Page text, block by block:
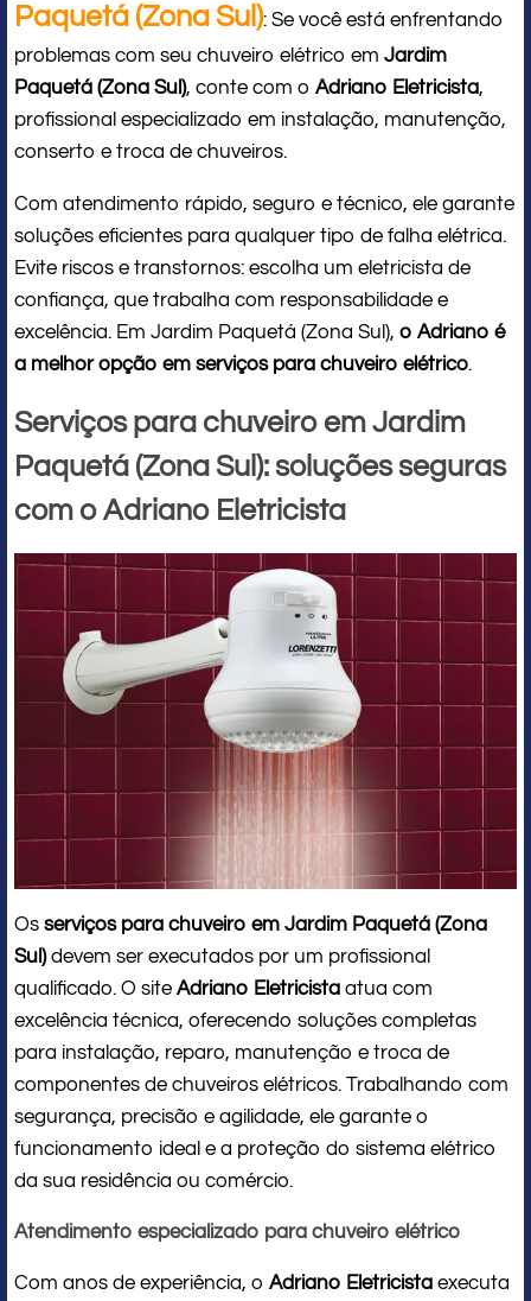
Paquetá (Zona Sul): Se você está enfrentando
problemas com seu chuveiro elétrico em Jardim
Paquetá (Zona Sul), conte com o Adriano Eletricista,
profissional especializado em instalação, manutenção,
conserto e troca de chuveiros.
Com atendimento rápido, seguro e técnico, ele garante
soluções eficientes para qualquer tipo de falha elétrica.
Evite riscos e transtornos: escolha um eletricista de
confiança, que trabalha com responsabilidade e
excelência. Em Jardim Paquetá (Zona Sul), o Adriano é
a melhor opção em serviços para chuveiro elétrico.
Serviços para chuveiro em Jardim
Paquetá (Zona Sul): soluções seguras
com o Adriano Eletricista
Os serviços para chuveiro em Jardim Paquetá (Zona
Sul)devem ser executados por um profissional
qualificado. O site Adriano Eletricista atua com
excelência técnica, oferecendo soluções completas
para instalação, reparo, manutenção e troca de
componentes de chuveiros elétricos. Trabalhando com
segurança, precisão e agilidade, ele garante o
funcionamento ideal e a proteção do sistema elétrico
da sua residência ou comércio.
Atendimento especializado para chuveiro elétrico
Com anos de experiência, o Adriano Eletricista executa